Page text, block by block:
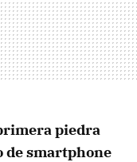
piedra
smartphone